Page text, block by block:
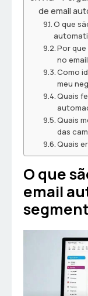
de email
O que
Por
no
Como
meu
Quais
Quais
das
Quais
O que
email